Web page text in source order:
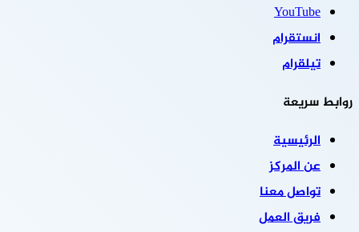
‫YouTube
انستقرام
تيلقرام
روابط سريعة
الرئيسية
عن المركز
تواصل معنا
فريق العمل